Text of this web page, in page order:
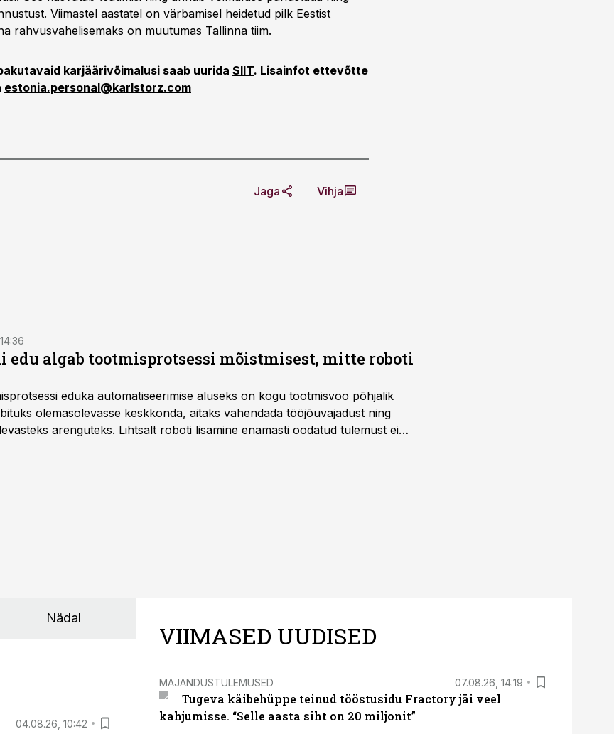
Viimastel aastatel on värbamisel heidetud pilk Eestist
rahvusvahelisemaks on muutumas Tallinna tiim.
karjäärivõimalusi saab uurida SIIT. Lisainfot ettevõtte
estonia.personal@karlstorz.com
Jaga Vihja
algab tootmisprotsessi mõistmisest, mitte roboti
eduka automatiseerimise aluseks on kogu tootmisvoo põhjalik
olemasolevasse keskkonda, aitaks vähendada tööjõuvajadust ning
arenguteks. Lihtsalt roboti lisamine enamasti oodatud tulemust ei
Nädal
04.08.26, 10:42
VIIMASED UUDISED
MAJANDUSTULEMUSED 07.08.26, 14:19
Tugeva käibehüppe teinud tööstusidu Fractory jäi veel
kahjumisse. “Selle aasta siht on 20 miljonit”